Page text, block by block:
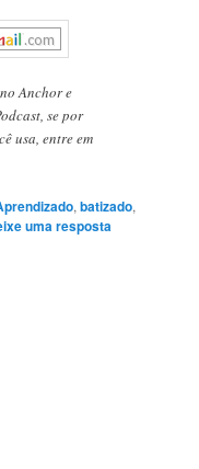
Anchor e
se por
usa, entre em
,batizado,
uma resposta